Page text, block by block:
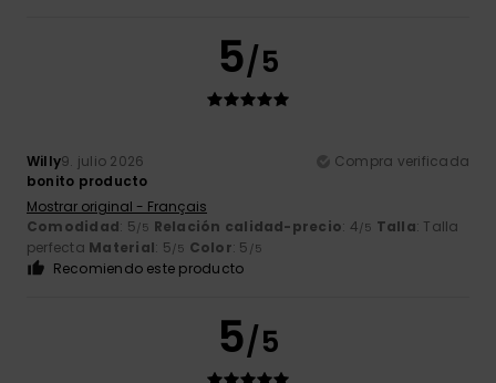
5/5
Willy9. julio 2026
Compra verificada
bonito producto
Mostrar original - Français
Comodidad: 5/5 Relación calidad-precio: 4/5 Talla: Talla
perfecta Material: 5/5 Color: 5 /5
Recomiendo este producto
5/5